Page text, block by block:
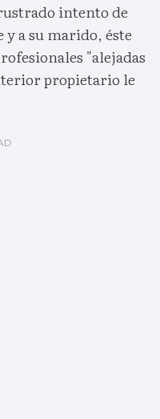
intento de
y a su marido, éste
"alejadas
propietario le